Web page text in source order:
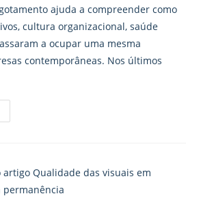
ajuda a compreender como
cultura organizacional, saúde
a ocupar uma mesma
contemporâneas. Nos últimos